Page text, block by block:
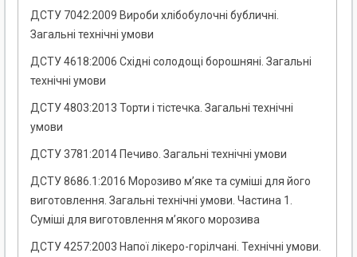
ДСТУ 7042:2009 Вироби хлібобулочні бубличні.
Загальні технічні умови
ДСТУ 4618:2006 Східні солодощі борошняні. Загальні
технічні умови
ДСТУ 4803:2013 Торти і тістечка. Загальні технічні
умови
ДСТУ 3781:2014 Печиво. Загальні технічні умови
ДСТУ 8686.1:2016 Морозиво м’яке та суміші для його
виготовлення. Загальні технічні умови. Частина 1.
Суміші для виготовлення м’якого морозива
ДСТУ 4257:2003 Напої лікеро-горілчані. Технічні умови.